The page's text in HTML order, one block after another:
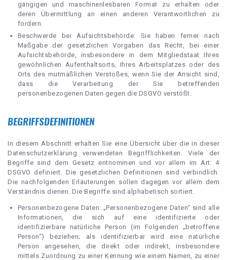
gängigen und maschinenlesbaren Format zu erhalten oder
deren Übermittlung an einen anderen Verantwortlichen zu
fordern.
Beschwerde bei Aufsichtsbehörde: Sie haben ferner nach
Maßgabe der gesetzlichen Vorgaben das Recht, bei einer
Aufsichtsbehörde, insbesondere in dem Mitgliedstaat Ihres
gewöhnlichen Aufenthaltsorts, Ihres Arbeitsplatzes oder des
Orts des mutmaßlichen Verstoßes, wenn Sie der Ansicht sind,
dass die Verarbeitung der Sie betreffenden
personenbezogenen Daten gegen die DSGVO verstößt.
BEGRIFFSDEFINITIONEN
In diesem Abschnitt erhalten Sie eine Übersicht über die in dieser
Datenschutzerklärung verwendeten Begrifflichkeiten. Viele der
Begriffe sind dem Gesetz entnommen und vor allem im Art. 4
DSGVO definiert. Die gesetzlichen Definitionen sind verbindlich.
Die nachfolgenden Erläuterungen sollen dagegen vor allem dem
Verständnis dienen. Die Begriffe sind alphabetisch sortiert.
Personenbezogene Daten: „Personenbezogene Daten“ sind alle
Informationen, die sich auf eine identifizierte oder
identifizierbare natürliche Person (im Folgenden „betroffene
Person“) beziehen; als identifizierbar wird eine natürliche
Person angesehen, die direkt oder indirekt, insbesondere
mittels Zuordnung zu einer Kennung wie einem Namen, zu einer